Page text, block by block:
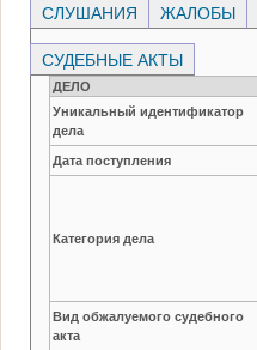
СЛУШАНИЯ ЖАЛОБЫ
СУДЕБНЫЕ АКТЫ
ДЕЛО
Уникальный идентификатор
дела
Дата поступления
Категория дела
Вид обжалуемого судебного
акта